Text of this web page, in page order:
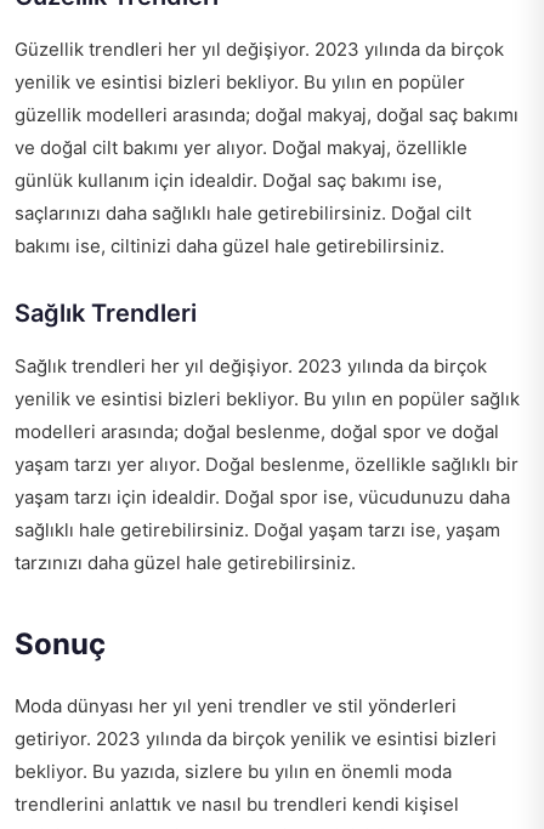
Güzellik trendleri her yıl değişiyor. 2023 yılında da birçok
yenilik ve esintisi bizleri bekliyor. Bu yılın en popüler
güzellik modelleri arasında; doğal makyaj, doğal saç bakımı
ve doğal cilt bakımı yer alıyor. Doğal makyaj, özellikle
günlük kullanım için idealdir. Doğal saç bakımı ise,
saçlarınızı daha sağlıklı hale getirebilirsiniz. Doğal cilt
bakımı ise, ciltinizi daha güzel hale getirebilirsiniz.
Sağlık Trendleri
Sağlık trendleri her yıl değişiyor. 2023 yılında da birçok
yenilik ve esintisi bizleri bekliyor. Bu yılın en popüler sağlık
modelleri arasında; doğal beslenme, doğal spor ve doğal
yaşam tarzı yer alıyor. Doğal beslenme, özellikle sağlıklı bir
yaşam tarzı için idealdir. Doğal spor ise, vücudunuzu daha
sağlıklı hale getirebilirsiniz. Doğal yaşam tarzı ise, yaşam
tarzınızı daha güzel hale getirebilirsiniz.
Sonuç
Moda dünyası her yıl yeni trendler ve stil yönderleri
getiriyor. 2023 yılında da birçok yenilik ve esintisi bizleri
bekliyor. Bu yazıda, sizlere bu yılın en önemli moda
trendlerini anlattık ve nasıl bu trendleri kendi kişisel